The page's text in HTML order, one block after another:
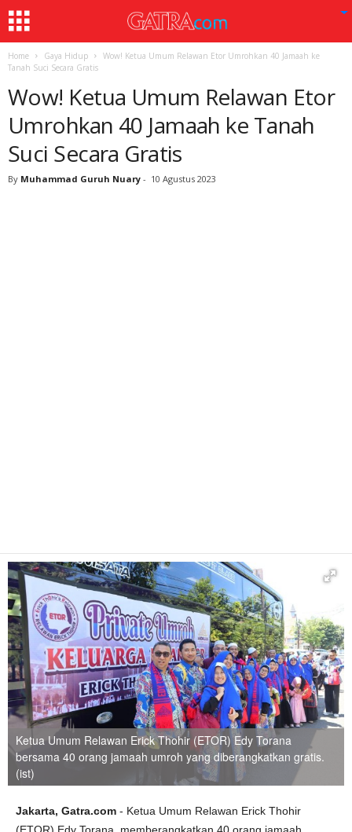
Home Gaya Hidup
Wow! Ketua Umum Relawan Etor Umrohkan 40 Jamaah ke
Tanah Suci Secara Gratis
Wow! Ketua Umum Relawan Etor
Umrohkan 40 Jamaah ke Tanah
Suci Secara Gratis
By Muhammad Guruh Nuary - 10 Agustus 2023
Ketua Umum Relawan Erick Thohir (ETOR) Edy Torana
bersama 40 orang jamaah umroh yang diberangkatkan gratis.
(ist)
Jakarta, Gatra.com - Ketua Umum Relawan Erick Thohir